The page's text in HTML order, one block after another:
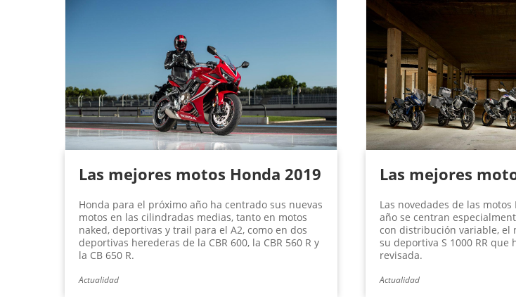
Las mejores motos Honda 2019
Honda para el próximo año ha centrado sus nuevas
motos en las cilindradas medias, tanto en motos
naked, deportivas y trail para el A2, como en dos
deportivas herederas de la CBR 600, la CBR 560 R y
la CB 650 R.
Actualidad
Las mejores
Las novedades de las
año se centran
con distribución variable, el
su deportiva S 1000 RR
revisada.
Actualidad